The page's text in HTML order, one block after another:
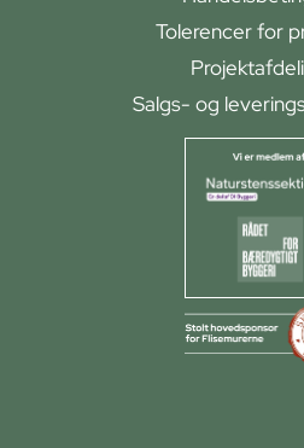
Tolerencer for
Salgs- og